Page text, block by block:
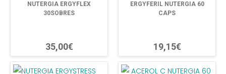
NUTERGIA ERGYFLEX
30SOBRES
35,00€
ERGYFERIL NUTERGIA 60
CAPS
19,15€